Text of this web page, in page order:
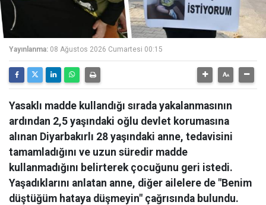
Yayınlanma: 08 Ağustos 2026 Cumartesi 00:15
Yasaklı madde kullandığı sırada yakalanmasının
ardından 2,5 yaşındaki oğlu devlet korumasına
alınan Diyarbakırlı 28 yaşındaki anne, tedavisini
tamamladığını ve uzun süredir madde
kullanmadığını belirterek çocuğunu geri istedi.
Yaşadıklarını anlatan anne, diğer ailelere de "Benim
düştüğüm hataya düşmeyin" çağrısında bulundu.